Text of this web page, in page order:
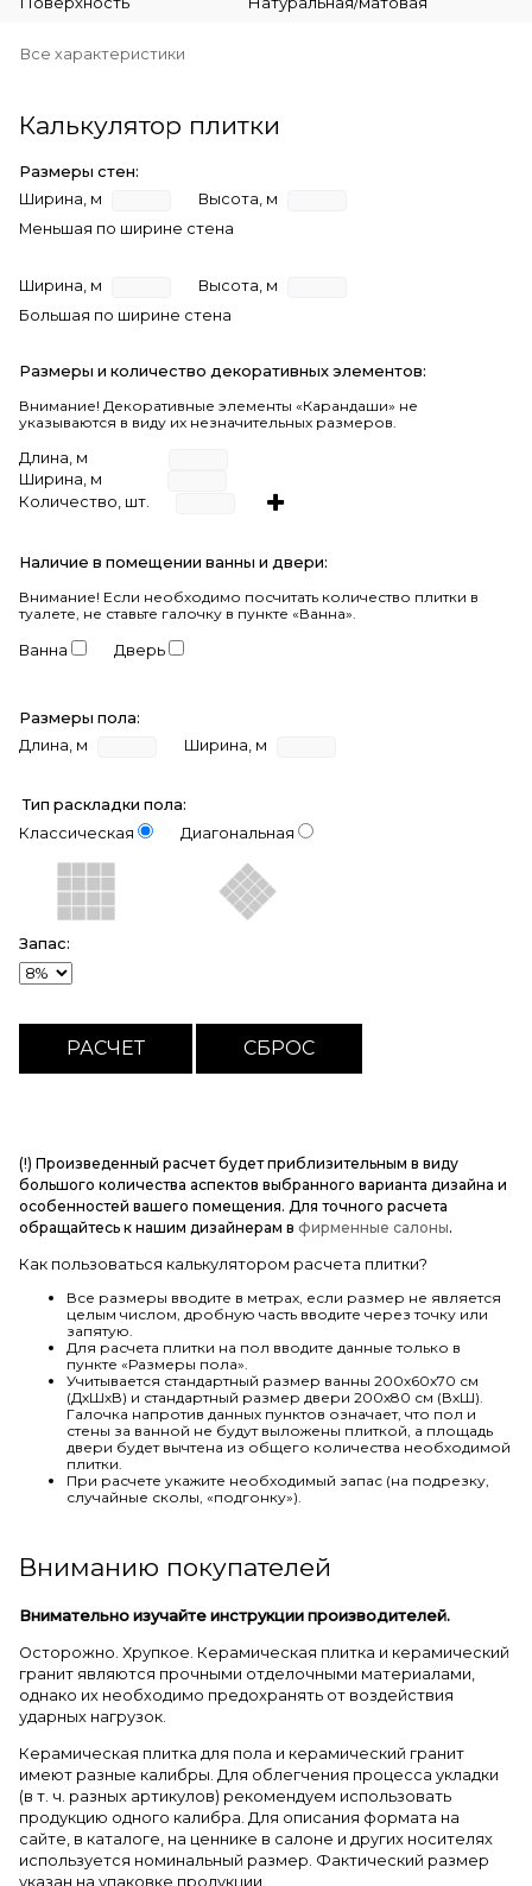
Все характеристики
Калькулятор плитки
Размеры стен:
Ширина, м
Высота, м
Меньшая по ширине стена
Ширина, м
Высота, м
Большая по ширине стена
Размеры и количество декоративных элементов:
Внимание! Декоративные элементы «Карандаши» не
указываются в виду их незначительных размеров.
Длина, м
Ширина, м
Количество, шт.
Наличие в помещении ванны и двери:
Внимание! Если необходимо посчитать количество плитки в
туалете, не ставьте галочку в пункте «Ванна».
Ванна Дверь
Размеры пола:
Длина, м
Ширина, м
Тип раскладки пола:
Классическая
Диагональная
Запас:
(!) Произведенный расчет будет приблизительным в виду
большого количества аспектов выбранного варианта дизайна и
особенностей вашего помещения. Для точного расчета
обращайтесь к нашим дизайнерам в фирменные салоны.
Как пользоваться калькулятором расчета плитки?
Все размеры вводите в метрах, если размер не является
целым числом, дробную часть вводите через точку или
запятую.
Для расчета плитки на пол вводите данные только в
пункте «Размеры пола».
Учитывается стандартный размер ванны 200х60х70 см
(ДхШхВ) и стандартный размер двери 200х80 см (ВхШ).
Галочка напротив данных пунктов означает, что пол и
стены за ванной не будут выложены плиткой, а площадь
двери будет вычтена из общего количества необходимой
плитки.
При расчете укажите необходимый запас (на подрезку,
случайные сколы, «подгонку»).
Вниманию покупателей
Внимательно изучайте инструкции производителей.
Осторожно. Хрупкое. Керамическая плитка и керамический
гранит являются прочными отделочными материалами,
однако их необходимо предохранять от воздействия
ударных нагрузок.
Керамическая плитка для пола и керамический гранит
имеют разные калибры. Для облегчения процесса укладки
(в т. ч. разных артикулов) рекомендуем использовать
продукцию одного калибра. Для описания формата на
сайте, в каталоге, на ценнике в салоне и других носителях
используется номинальный размер. Фактический размер
указан на упаковке продукции.